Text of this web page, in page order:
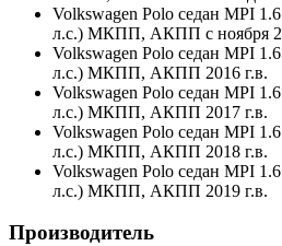
Volkswagen Polo седан MPI
л.с.) МКПП, АКПП с ноября
Volkswagen Polo седан MPI
л.с.) МКПП, АКПП 2016 г.в.
Volkswagen Polo седан MPI
л.с.) МКПП, АКПП 2017 г.в.
Volkswagen Polo седан MPI
л.с.) МКПП, АКПП 2018 г.в.
Volkswagen Polo седан MPI
л.с.) МКПП, АКПП 2019 г.в.
Производитель